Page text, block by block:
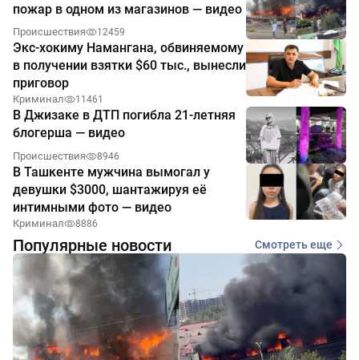
пожар в одном из магазинов — видео
Происшествия 12459
Экс-хокиму Намангана, обвиняемому
в получении взятки $60 тыс., вынесли
приговор
Криминал 11461
В Джизаке в ДТП погибла 21-летняя
блогерша — видео
Происшествия 8946
В Ташкенте мужчина вымогал у
девушки $3000, шантажируя её
интимными фото — видео
Криминал 8886
Популярные новости Смотреть еще